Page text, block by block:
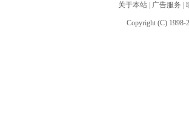
关于本站| 广告服务
Copyright (C) 1998-